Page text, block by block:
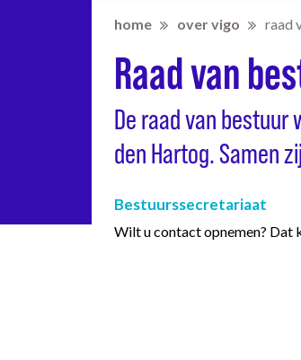
home over vigo raad
Raad van
De raad van
den Hartog. Samen
Bestuurssecretariaat
Wilt u contact opnemen? Dat